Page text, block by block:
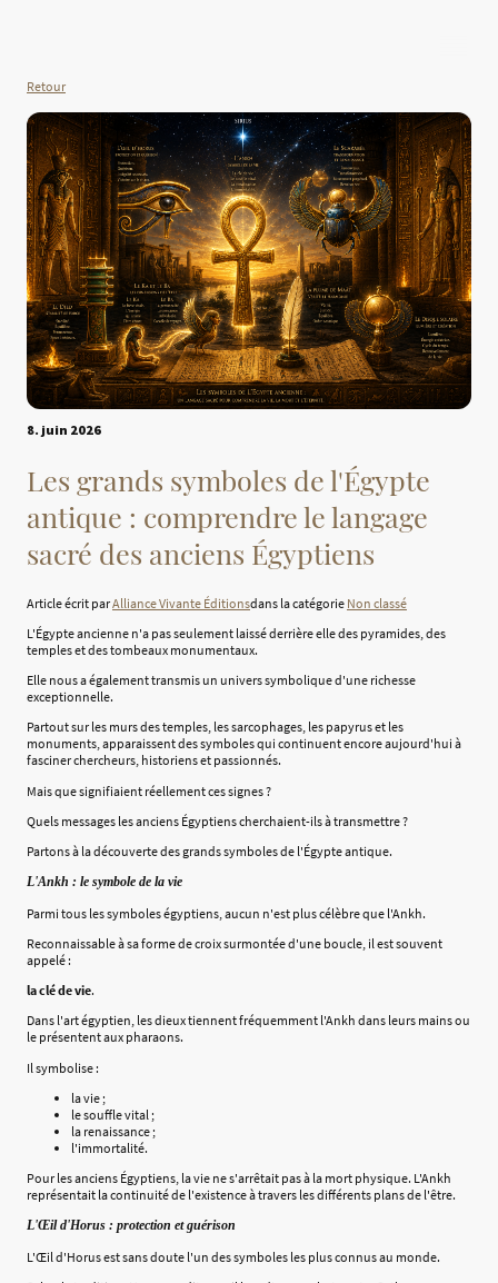
Retour
8. juin 2026
Les grands symboles de l'Égypte
antique : comprendre le langage
sacré des anciens Égyptiens
Article écrit parAlliance Vivante Éditionsdans la catégorie Non classé
L'Égypte ancienne n'a pas seulement laissé derrière elle des pyramides, des
temples et des tombeaux monumentaux.
Elle nous a également transmis un univers symbolique d'une richesse
exceptionnelle.
Partout sur les murs des temples, les sarcophages, les papyrus et les
monuments, apparaissent des symboles qui continuent encore aujourd'hui à
fasciner chercheurs, historiens et passionnés.
Mais que signifiaient réellement ces signes ?
Quels messages les anciens Égyptiens cherchaient-ils à transmettre ?
Partons à la découverte des grands symboles de l'Égypte antique.
L'Ankh : le symbole de la vie
Parmi tous les symboles égyptiens, aucun n'est plus célèbre que l'Ankh.
Reconnaissable à sa forme de croix surmontée d'une boucle, il est souvent
appelé :
la clé de vie.
Dans l'art égyptien, les dieux tiennent fréquemment l'Ankh dans leurs mains ou
le présentent aux pharaons.
Il symbolise :
la vie ;
le souffle vital ;
la renaissance ;
l'immortalité.
Pour les anciens Égyptiens, la vie ne s'arrêtait pas à la mort physique. L'Ankh
représentait la continuité de l'existence à travers les différents plans de l'être.
L'Œil d'Horus : protection et guérison
L'Œil d'Horus est sans doute l'un des symboles les plus connus au monde.